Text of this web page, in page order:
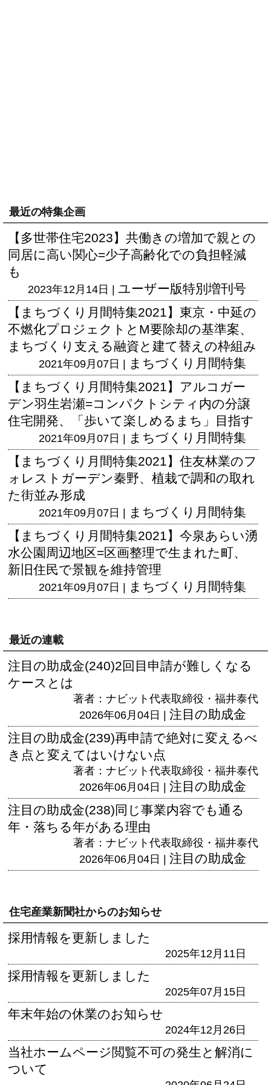
最近の特集企画
【多世帯住宅2023】共働きの増加で親との
同居に高い関心=少子高齢化での負担軽減
も
2023年12月14日 | ユーザー版特別増刊号
【まちづくり月間特集2021】東京・中延の
不燃化プロジェクトとM要除却の基準案、
まちづくり支える融資と建て替えの枠組み
2021年09月07日 | まちづくり月間特集
【まちづくり月間特集2021】アルコガー
デン羽生岩瀬=コンパクトシティ内の分譲
住宅開発、「歩いて楽しめるまち」目指す
2021年09月07日 | まちづくり月間特集
【まちづくり月間特集2021】住友林業のフ
ォレストガーデン秦野、植栽で調和の取れ
た街並み形成
2021年09月07日 | まちづくり月間特集
【まちづくり月間特集2021】今泉あらい湧
水公園周辺地区=区画整理で生まれた町、
新旧住民で景観を維持管理
2021年09月07日 | まちづくり月間特集
最近の連載
注目の助成金(240)2回目申請が難しくなる
ケースとは
著者：ナビット代表取締役・福井泰代
2026年06月04日 | 注目の助成金
注目の助成金(239)再申請で絶対に変えるべ
き点と変えてはいけない点
著者：ナビット代表取締役・福井泰代
2026年06月04日 | 注目の助成金
注目の助成金(238)同じ事業内容でも通る
年・落ちる年がある理由
著者：ナビット代表取締役・福井泰代
2026年06月04日 | 注目の助成金
住宅産業新聞社からのお知らせ
採用情報を更新しました
2025年12月11日
採用情報を更新しました
2025年07月15日
年末年始の休業のお知らせ
2024年12月26日
当社ホームページ閲覧不可の発生と解消に
ついて